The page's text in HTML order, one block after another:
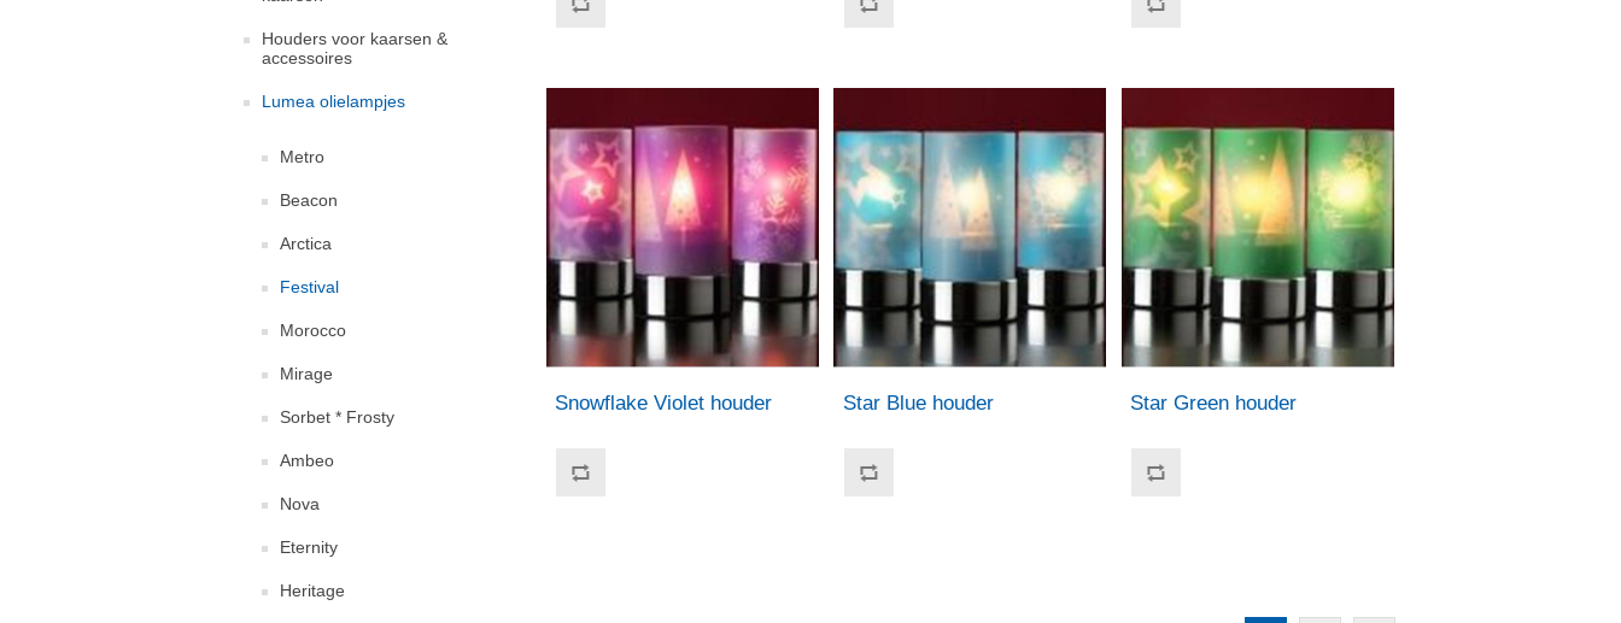
Houders voor kaarsen &
accessoires
Lumea olielampjes
Metro
Beacon
Arctica
Festival
Morocco
Mirage
Sorbet * Frosty
Ambeo
Nova
Eternity
Heritage
Snowflake Violet houder Star Blue houder Star Green houder